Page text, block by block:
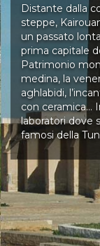
Distante dalla
steppe,
un passato
prima capitale
Patrimonio
medina, la
aghlabidi,
con ceramica…
laboratori dove
famosi della